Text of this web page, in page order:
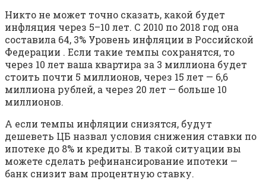
Никто не может точно сказать, какой будет
инфляция через 5–10 лет. С 2010 по 2018 год она
составила 64, 3% Уровень инфляции в Российской
Федерации . Если такие темпы сохранятся, то
через 10 лет ваша квартира за 3 миллиона будет
стоить почти 5 миллионов, через 15 лет — 6,6
миллиона рублей, а через 20 лет — больше 10
миллионов.
А если темпы инфляции снизятся, будут
дешеветь ЦБ назвал условия снижения ставки по
ипотеке до 8% и кредиты. В такой ситуации вы
можете сделать рефинансирование ипотеки —
банк снизит вам процентную ставку.